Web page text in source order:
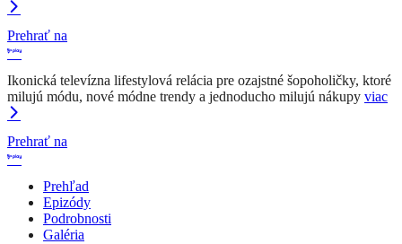
Prehrať na
Ikonická televízna lifestylová relácia pre ozajstné šopoholičky, ktoré
milujú módu, nové módne trendy a jednoducho milujú nákupy viac
Prehrať na
Prehľad
Epizódy
Podrobnosti
Galéria